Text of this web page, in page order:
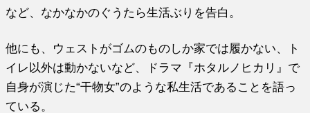
など、なかなかのぐうたら生活ぶりを告白。
他にも、ウェストがゴムのものしか家では履かない、ト
イレ以外は動かないなど、ドラマ『ホタルノヒカリ』で
自身が演じた“干物女”のような私生活であることを語っ
ている。